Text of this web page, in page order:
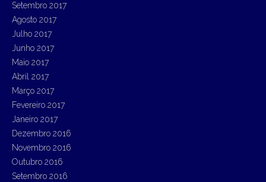
Setembro 2017
Agosto 2017
Julho 2017
Junho 2017
Maio 2017
Abril 2017
Março 2017
Fevereiro 2017
Janeiro 2017
Dezembro 2016
Novembro 2016
Outubro 2016
Setembro 2016